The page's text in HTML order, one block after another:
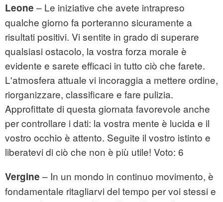
Leone – Le iniziative che avete intrapreso
qualche giorno fa porteranno sicuramente a
risultati positivi. Vi sentite in grado di superare
qualsiasi ostacolo, la vostra forza morale è
evidente e sarete efficaci in tutto ciò che farete.
L'atmosfera attuale vi incoraggia a mettere ordine,
riorganizzare, classificare e fare pulizia.
Approfittate di questa giornata favorevole anche
per controllare i dati: la vostra mente è lucida e il
vostro occhio è attento. Seguite il vostro istinto e
liberatevi di ciò che non è più utile! Voto: 6
Vergine – In un mondo in continuo movimento, è
fondamentale ritagliarvi del tempo per voi stessi e